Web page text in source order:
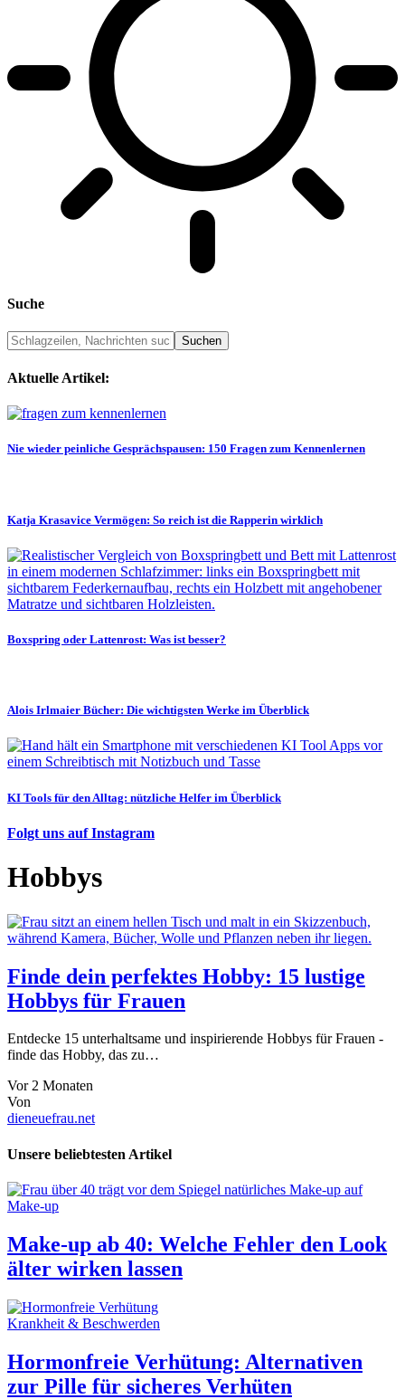
Suche
Aktuelle Artikel:
Nie wieder peinliche Gesprächspausen: 150 Fragen zum Kennenlernen
Katja Krasavice Vermögen: So reich ist die Rapperin wirklich
Boxspring oder Lattenrost: Was ist besser?
Alois Irlmaier Bücher: Die wichtigsten Werke im Überblick
KI Tools für den Alltag: nützliche Helfer im Überblick
Folgt uns auf Instagram
Hobbys
Finde dein perfektes Hobby: 15 lustige
Hobbys für Frauen
Entdecke 15 unterhaltsame und inspirierende Hobbys für Frauen -
finde das Hobby, das zu…
Vor 2 Monaten
Von
dieneuefrau.net
Unsere beliebtesten Artikel
Make-up
Make-up ab 40: Welche Fehler den Look
älter wirken lassen
Krankheit & Beschwerden
Hormonfreie Verhütung: Alternativen
zur Pille für sicheres Verhüten